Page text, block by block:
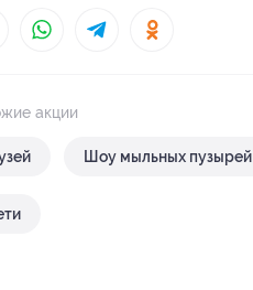
акции
Шоу мыльных пузырей